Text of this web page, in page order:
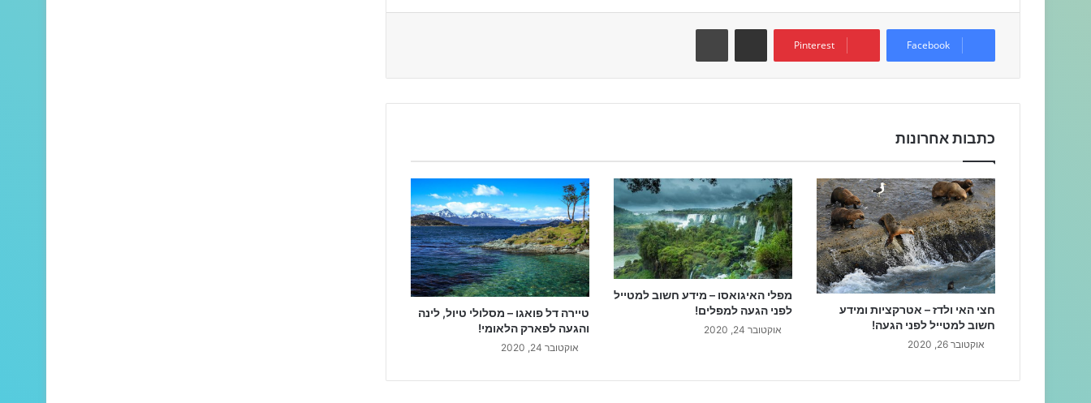
Facebook
Pinterest
כתבות אחרונות
חצי האי ולדז – אטרקציות ומידע
חשוב למטייל לפני הגעה!
אוקטובר 26, 2020
מפלי האיגואסו – מידע חשוב למטייל
לפני הגעה למפלים!
אוקטובר 24, 2020
טיירה דל פואגו – מסלולי טיול, לינה
והגעה לפארק הלאומי!
אוקטובר 24, 2020